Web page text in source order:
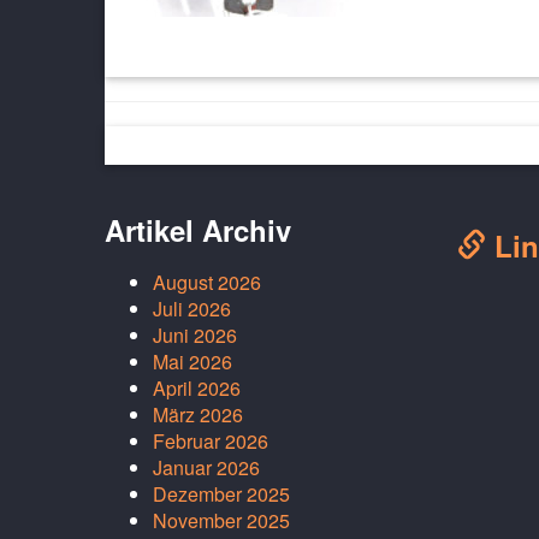
Artikel Archiv
August 2026
Juli 2026
Juni 2026
Mai 2026
April 2026
März 2026
Februar 2026
Januar 2026
Dezember 2025
November 2025